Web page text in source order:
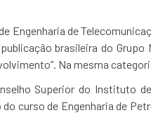
Engenharia de
brasileira do
Na mesma
Superior do Instituto
curso de Engenharia de